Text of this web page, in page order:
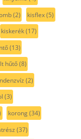
(2) kisflex(5)
kiskerék(17)
(13)
hűtő(8)
(2)
(3)
korong(34)
(37)